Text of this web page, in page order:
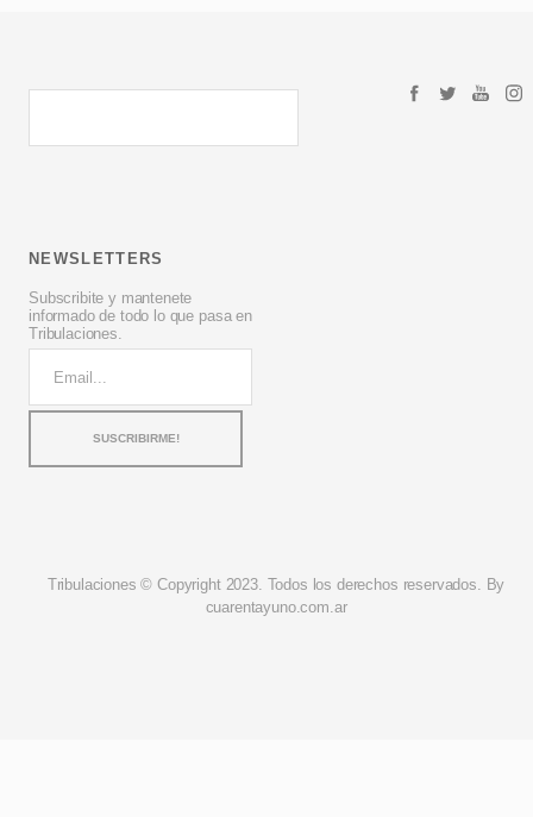
NEWSLETTERS
Subscribite y mantenete
informado de todo lo que pasa en
Tribulaciones.
Tribulaciones © Copyright 2023. Todos los derechos reservados. By
cuarentayuno.com.ar